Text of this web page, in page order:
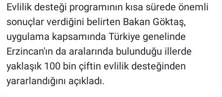
Evlilik desteği programının kısa sürede önemli
sonuçlar verdiğini belirten Bakan Göktaş,
uygulama kapsamında Türkiye genelinde
Erzincan'ın da aralarında bulunduğu illerde
yaklaşık 100 bin çiftin evlilik desteğinden
yararlandığını açıkladı.